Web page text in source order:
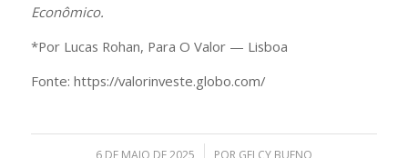
Econômico.
*Por Lucas Rohan, Para O Valor — Lisboa
Fonte: https://valorinveste.globo.com/
6 DE MAIO DE 2025
/ POR GELCY BUENO